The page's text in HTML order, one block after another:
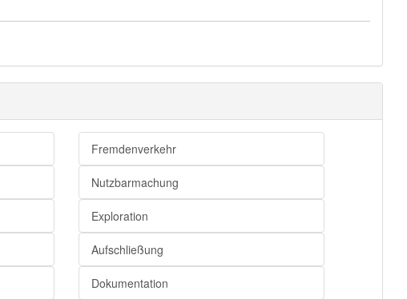
Fremdenverkehr
Nutzbarmachung
Exploration
Aufschließung
Dokumentation